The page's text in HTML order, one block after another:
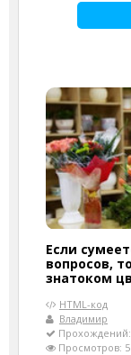
Если
вопросов,
знатоком
HTML-код
Владимир
Просмотров: